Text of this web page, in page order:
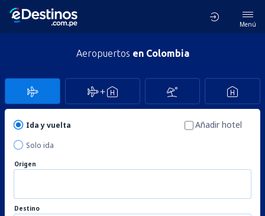
Menú
Aeropuertos en Colombia
Ida y vuelta
Solo ida
Añadir hotel
Origen
Destino